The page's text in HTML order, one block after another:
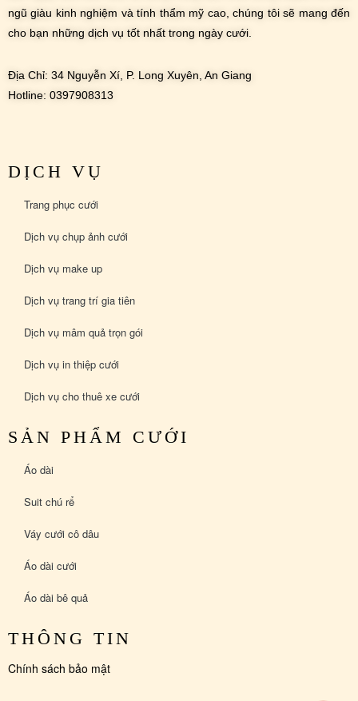
ngũ giàu kinh nghiệm và tính thẩm mỹ cao, chúng tôi sẽ mang đến
cho bạn những dịch vụ tốt nhất trong ngày cưới.
Địa Chỉ: 34 Nguyễn Xí, P. Long Xuyên, An Giang
Hotline: 0397908313
DỊCH VỤ
Trang phục cưới
Dịch vụ chụp ảnh cưới
Dịch vụ make up
Dịch vụ trang trí gia tiên
Dịch vụ mâm quả trọn gói
Dịch vụ in thiệp cưới
Dịch vụ cho thuê xe cưới
SẢN PHẨM CƯỚI
Áo dài
Suit chú rể
Váy cưới cô dâu
Áo dài cưới
Áo dài bê quả
THÔNG TIN
Chính sách bảo mật